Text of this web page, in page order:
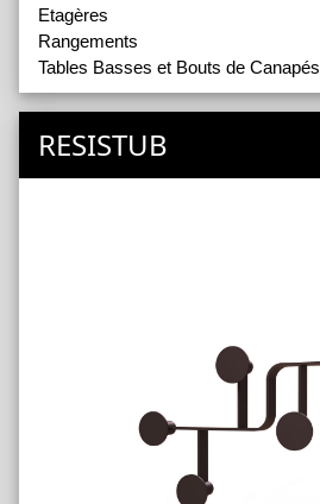
Etagères
Rangements
Tables Basses et Bouts de Canapés
RESISTUB